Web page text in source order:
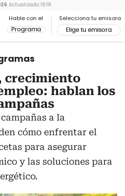
Hable con el
Programa
Selecciona tu emisora
Elige tu emisora
Actualizado 18:18
crecimiento
hablan los
a la
cómo enfrentar el
para asegurar
y las soluciones para